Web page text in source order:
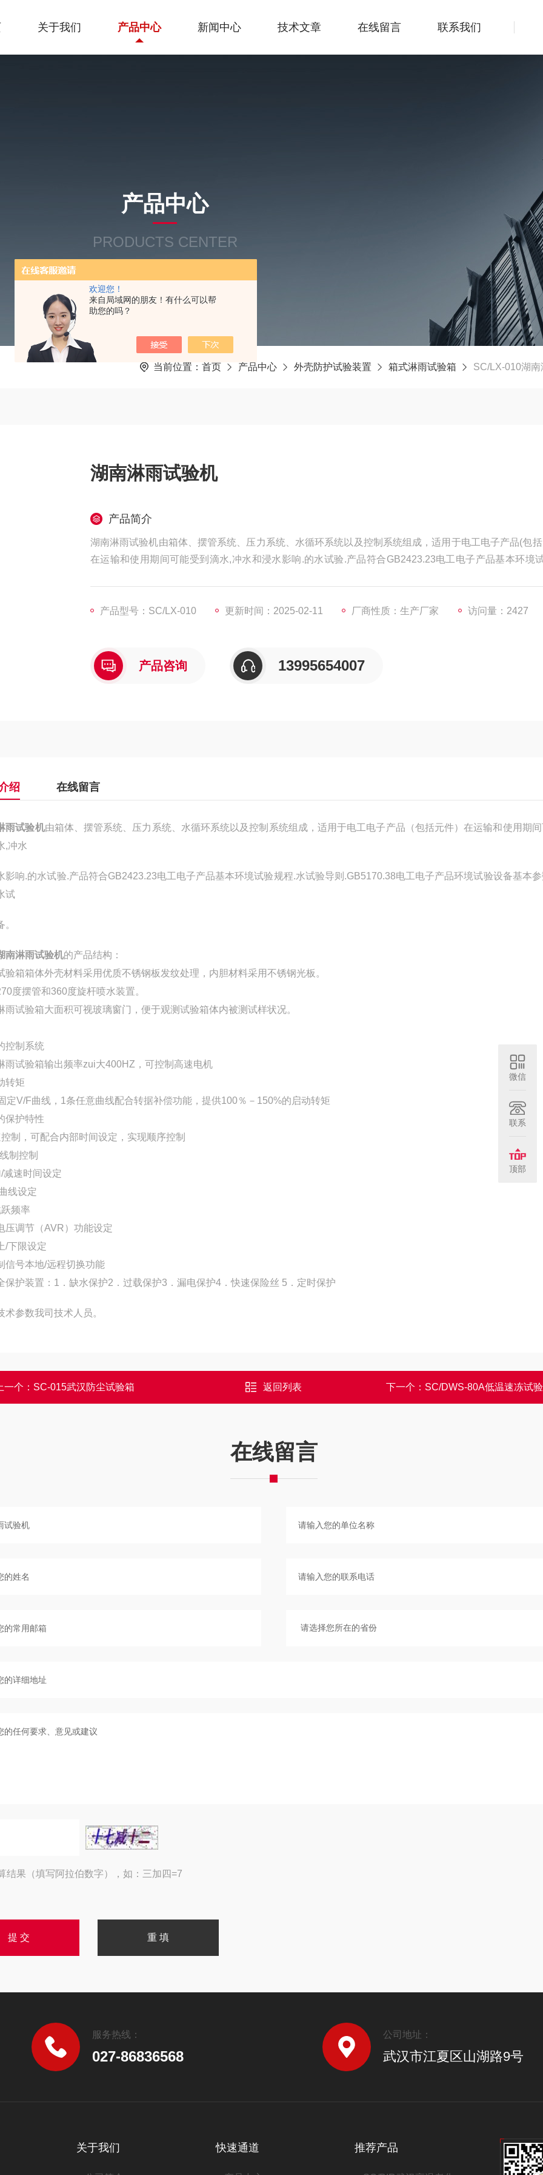
欢迎您！
来自局域网的朋友！有什么可以帮
助您的吗？
关于我们 产品中心 新闻中心 技术文章 在线留言 联系我们
产品中心
PRODUCTS CENTER
当前位置： 首页 产品中心 外壳防护试验装置 箱式淋雨试验箱 SC/LX-010湖
湖南淋雨试验机
产品简介
湖南淋雨试验机由箱体、摆管系统、压力系统、水循环系统以及控制系统组成，适用于电工电子产品(包
在运输和使用期间可能受到滴水,冲水和浸水影响.的水试验.产品符合GB2423.23电工电子产品基本环境
产品型号：SC/LX-010 更新时间：2025-02-11 厂商性质：生产厂家 访问量：2427
产品咨询 13995654007
绍 在线留言
雨试验机由箱体、摆管系统、压力系统、水循环系统以及控制系统组成，适用于电工电子产品（包括元件）在运输和使用期
,冲水
影响.的水试验.产品符合GB2423.23电工电子产品基本环境试验规程.水试验导则.GB5170.38电工电子产品环境试验设备基本
试
南淋雨试验机的产品结构：
验箱箱体外壳材料采用优质不锈钢板发纹处理，内胆材料采用不锈钢光板。
度摆管和360度旋杆喷水装置。
雨试验箱大面积可视玻璃窗门，便于观测试验箱体内被测试样状况。
控制系统
雨试验箱输出频率zui大400HZ，可控制高速电机
转矩
定V/F曲线，1条任意曲线配合转据补偿功能，提供100％－150%的启动转矩
保护特性
制，可配合内部时间设定，实现顺序控制
制控制
减速时间设定
线设定
频率
压调节（AVR）功能设定
/下限设定
信号本地/远程切换功能
保护装置：1．缺水保护2．过载保护3．漏电保护4．快速保险丝 5．定时保护
术参数我司技术人员。
一个： SC-015武汉防尘试验箱 返回列表 下一个： SC/DWS-80A低温速冻试
在线留言
结果（填写阿拉伯数字），如：三加四=7
服务热线：
027-86836568
公司地址：
武汉市江夏区山湖路9号
关于我们 快速通道 推荐产品
微信
联系
顶部